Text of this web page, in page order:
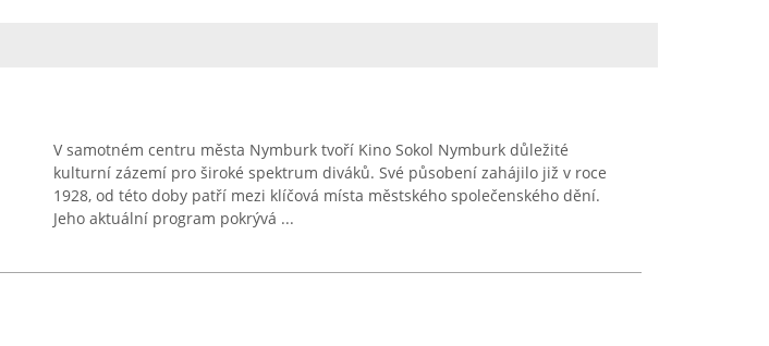
V samotném centru města Nymburk tvoří Kino Sokol Nymburk důležité
kulturní zázemí pro široké spektrum diváků. Své působení zahájilo již v roce
1928, od této doby patří mezi klíčová místa městského společenského dění.
Jeho aktuální program pokrývá ...